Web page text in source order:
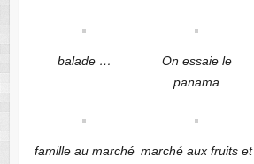
balade …
On essaie le
panama
famille au marché marché aux fruits et